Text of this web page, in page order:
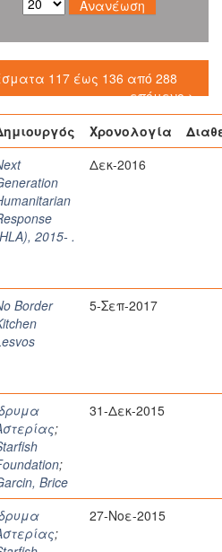
117 έως 136 από 288
επόμενο >
Χρονολογία
2015- .
Δεκ-2016
Border
5-Σεπ-2017
;
;
Brice
31-Δεκ-2015
;
27-Νοε-2015